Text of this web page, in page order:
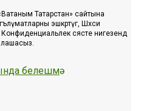
Татарстан» сайтына
эшкәртүгә, Шәхси
Конфиденциальлек сәясәте нигезендә
белешмә